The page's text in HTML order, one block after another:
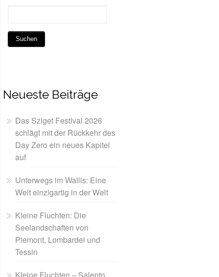
Neueste Beiträge
Das Sziget Festival 2026
schlägt mit der Rückkehr des
Day Zero ein neues Kapitel
auf
Unterwegs im Wallis: Eine
Welt einzigartig in der Welt
Kleine Fluchten: Die
Seelandschaften von
Piemont, Lombardei und
Tessin
Kleine Fluchten – Salento,